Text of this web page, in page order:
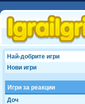
Най-добрите игри
Нови игри
Игри за реакции
Доч